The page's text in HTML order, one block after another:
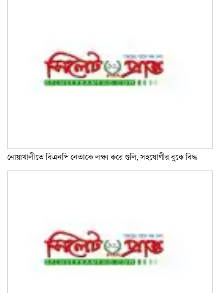
নোয়াখালীতে বিএনপি নেতাকে লক্ষ্য করে গুলি, সহযোগীর বুকে বিদ্ধ